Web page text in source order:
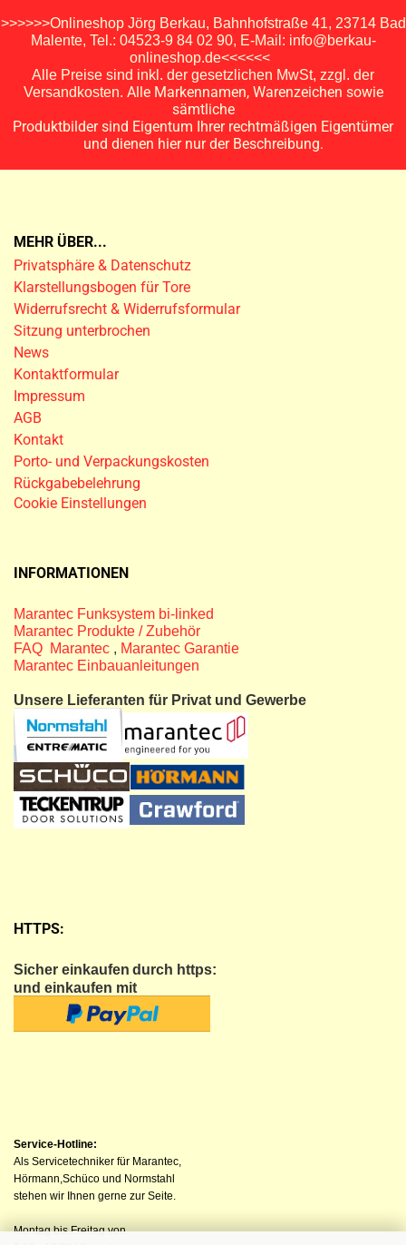
>>>>>>Onlineshop Jörg Berkau, Bahnhofstraße 41, 23714 Bad
Malente, Tel.: 04523-9 84 02 90, E-Mail: info@berkau-
onlineshop.de<<<<<<
Alle Preise sind inkl. der gesetzlichen MwSt, zzgl. der
Versandkosten. Alle Markennamen, Warenzeichen sowie
sämtliche
Produktbilder sind Eigentum Ihrer rechtmäßigen Eigentümer
und dienen hier nur der Beschreibung.
MEHR ÜBER...
Privatsphäre & Datenschutz
Klarstellungsbogen für Tore
Widerrufsrecht & Widerrufsformular
Sitzung unterbrochen
News
Kontaktformular
Impressum
AGB
Kontakt
Porto- und Verpackungskosten
Rückgabebelehrung
Cookie Einstellungen
INFORMATIONEN
Marantec Funksystem bi-linked
Marantec Produkte / Zubehör
FAQ Marantec , Marantec Garantie
Marantec Einbauanleitungen
Unsere Lieferanten für Privat und Gewerbe
HTTPS:
Sicher einkaufen durch https:
und einkaufen mit
Service-Hotline:
Als Servicetechniker für Marantec,
Hörmann,Schüco und Normstahl
stehen wir Ihnen gerne zur Seite.
Montag bis Freitag von